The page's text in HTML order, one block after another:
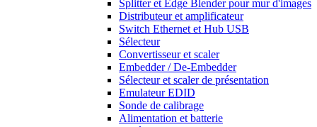
Splitter et Edge Blender pour mur d'images
Distributeur et amplificateur
Switch Ethernet et Hub USB
Sélecteur
Convertisseur et scaler
Embedder / De-Embedder
Sélecteur et scaler de présentation
Emulateur EDID
Sonde de calibrage
Alimentation et batterie